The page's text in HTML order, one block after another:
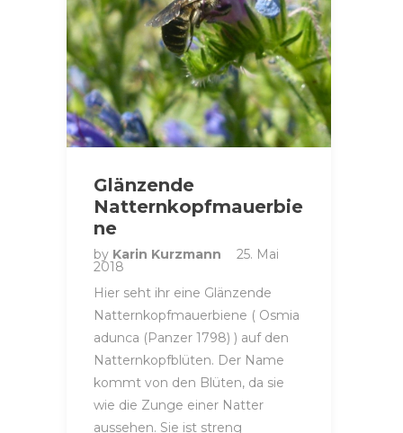
Glänzende
Natternkopfmauerbie
ne
by Karin Kurzmann 25. Mai
2018
Hier seht ihr eine Glänzende
Natternkopfmauerbiene ( Osmia
adunca (Panzer 1798) ) auf den
Natternkopfblüten. Der Name
kommt von den Blüten, da sie
wie die Zunge einer Natter
aussehen. Sie ist streng